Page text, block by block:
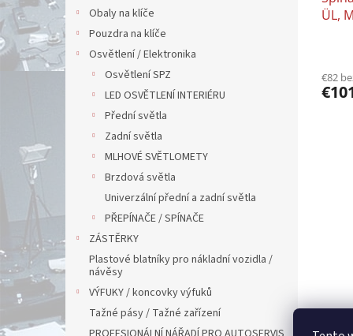
Obaly na klíče
Pouzdra na klíče
Osvětlení / Elektronika
Osvětlení SPZ
LED OSVĚTLENÍ INTERIÉRU
Přední světla
Zadní světla
MLHOVÉ SVĚTLOMETY
Brzdová světla
Univerzální přední a zadní světla
PŘEPÍNAČE / SPÍNAČE
ZÁSTĚRKY
Plastové blatníky pro nákladní vozidla /
návěsy
VÝFUKY / koncovky výfuků
Tažné pásy / Tažné zařízení
ÜL,
€82